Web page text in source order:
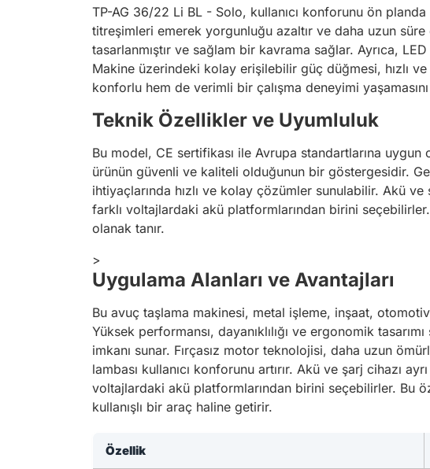
TP-AG 36/22 Li BL - Solo, kullanıcı konforunu ön
titreşimleri emerek yorgunluğu azaltır ve daha uzun süre
tasarlanmıştır ve sağlam bir kavrama sağlar. Ayrıca,
Makine üzerindeki kolay erişilebilir güç düğmesi, hızlı
konforlu hem de verimli bir çalışma deneyimi
Teknik Özellikler ve Uyumluluk
Bu model, CE sertifikası ile Avrupa standartlarına
ürünün güvenli ve kaliteli olduğunun bir göstergesidir.
ihtiyaçlarında hızlı ve kolay çözümler sunulabilir. Akü
farklı voltajlardaki akü platformlarından birini
olanak tanır.
>
Uygulama Alanları ve Avantajları
Bu avuç taşlama makinesi, metal işleme, inşaat,
Yüksek performansı, dayanıklılığı ve ergonomik
imkanı sunar. Fırçasız motor teknolojisi, daha uzun
lambası kullanıcı konforunu artırır. Akü ve şarj cihazı
voltajlardaki akü platformlarından birini seçebilirler. Bu
kullanışlı bir araç haline getirir.
Özellik